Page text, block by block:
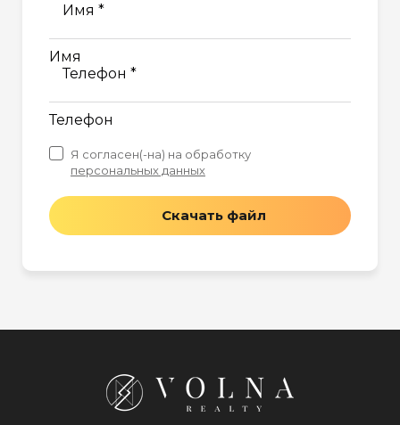
Имя *
Имя
Телефон *
Телефон
Скачать файл
Я согласен(-на) на обработку
персональных данных